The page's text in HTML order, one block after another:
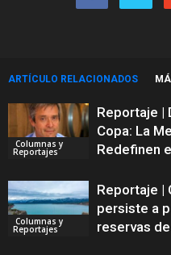
ARTÍCULO RELACIONADOS
Columnas y
Reportajes
Reportaje |
Copa: La
Redefinen
Columnas y
Reportajes
Reportaje |
persiste a
reservas